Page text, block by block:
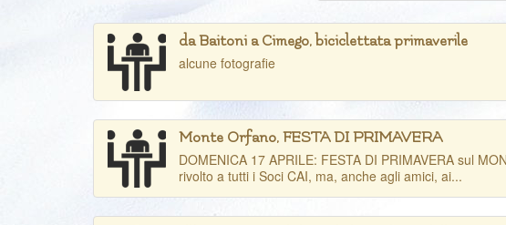
da Baitoni a Cimego, biciclettata primaverile
alcune fotografie
Monte Orfano, FESTA DI PRIMAVERA
DOMENICA 17 APRILE: FESTA DI PRIMAVERA sul
rivolto a tutti i Soci CAI, ma, anche agli amici, ai...